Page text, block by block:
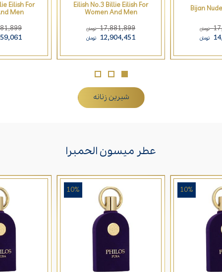
Bijan
تومان
تومان
Eilish No.3 Billie Eilish For
Women And Men
17,881,899 تومان
12,904,451 تومان
Eilish For
Men
شیرین زنانه
عطر میسون الحمبرا
10%
10%